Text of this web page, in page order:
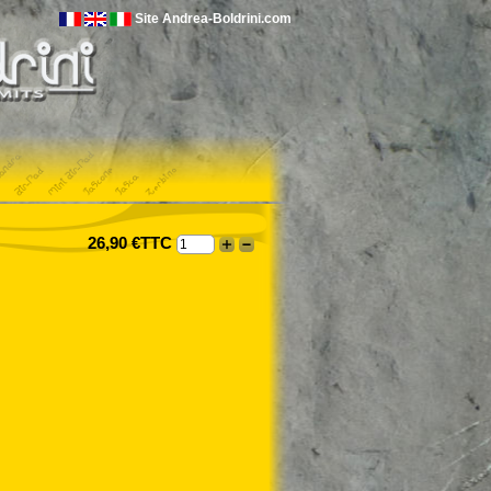
Site Andrea-Boldrini.com
26,90 €TTC